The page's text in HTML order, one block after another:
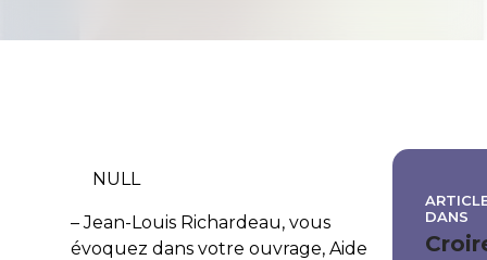
NULL
– Jean-Louis Richardeau, vous
évoquez dans votre ouvrage, Aide
DANS